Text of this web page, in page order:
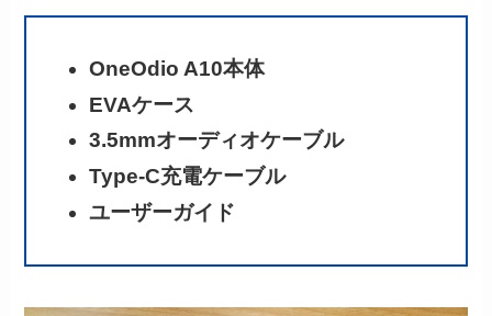
OneOdio A10本体
EVAケース
3.5mmオーディオケーブル
Type-C充電ケーブル
ユーザーガイド